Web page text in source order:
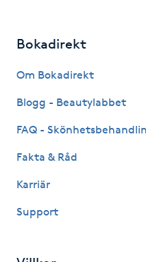
Hudföryngring
Huduppstramning
Hyaluronsyra
Bokadirekt
Om Bokadirekt
Blogg - Beautylabbet
FAQ -
Fakta & Råd
Karriär
Support